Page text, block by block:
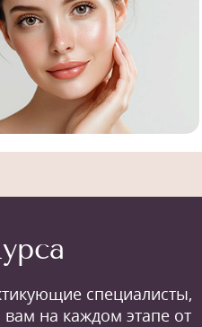
специалисты,
на каждом этапе от